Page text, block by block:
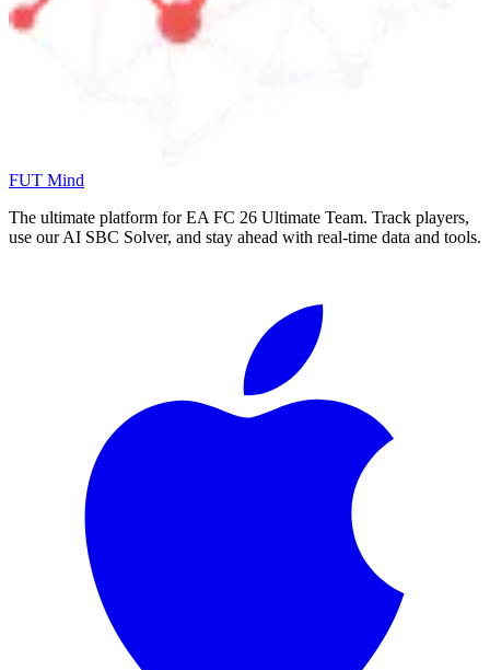
FUT Mind
The ultimate platform for EA FC 26 Ultimate Team. Track players,
use our AI SBC Solver, and stay ahead with real-time data and tools.